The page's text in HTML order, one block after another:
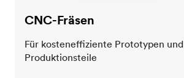
CNC-Fräsen
Für kosteneffiziente Prototypen und
Produktionsteile